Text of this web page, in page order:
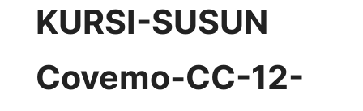
KURSI-SUSUN
Covemo-CC-12-